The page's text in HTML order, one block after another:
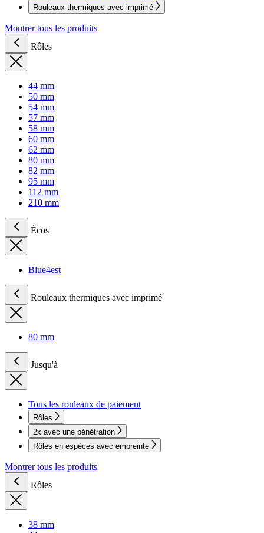
Rouleaux thermiques avec imprimé
Montrer tous les produits
Rôles
44 mm
50 mm
54 mm
57 mm
58 mm
60 mm
62 mm
80 mm
82 mm
95 mm
112 mm
210 mm
Écos
Blue4est
Rouleaux thermiques avec imprimé
80 mm
Jusqu'à
Tous les rouleaux de paiement
Rôles
2x avec une pénétration
Rôles en espèces avec empreinte
Montrer tous les produits
Rôles
38 mm